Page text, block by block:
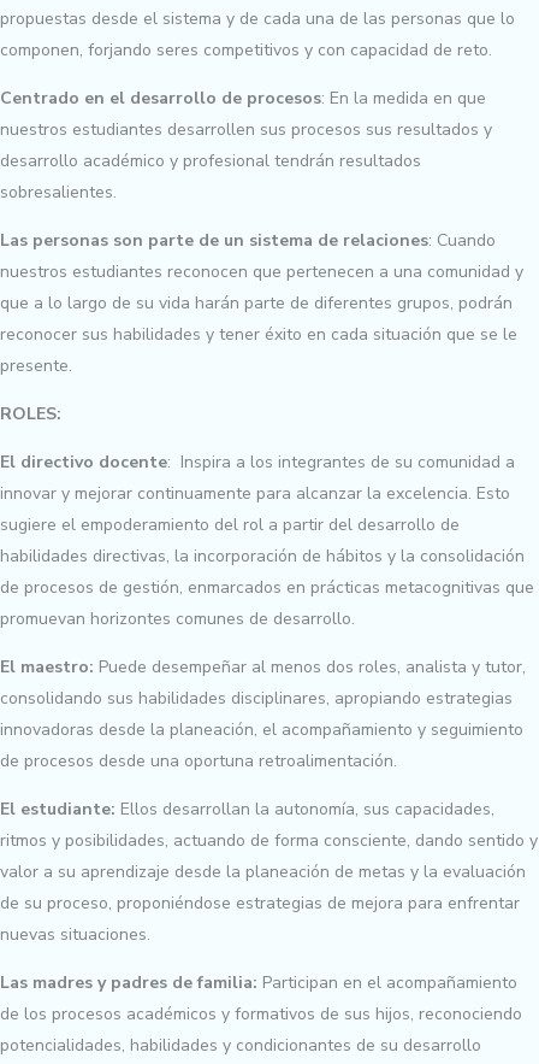
propuestas desde el sistema y de cada una de las personas que lo
componen, forjando seres competitivos y con capacidad de reto.
Centrado en el desarrollo de procesos: En la medida en que
nuestros estudiantes desarrollen sus procesos sus resultados y
desarrollo académico y profesional tendrán resultados
sobresalientes.
Las personas son parte de un sistema de relaciones: Cuando
nuestros estudiantes reconocen que pertenecen a una comunidad y
que a lo largo de su vida harán parte de diferentes grupos, podrán
reconocer sus habilidades y tener éxito en cada situación que se le
presente.
ROLES:
El directivo docente: Inspira a los integrantes de su comunidad a
innovar y mejorar continuamente para alcanzar la excelencia. Esto
sugiere el empoderamiento del rol a partir del desarrollo de
habilidades directivas, la incorporación de hábitos y la consolidación
de procesos de gestión, enmarcados en prácticas metacognitivas que
promuevan horizontes comunes de desarrollo.
El maestro: Puede desempeñar al menos dos roles, analista y tutor,
consolidando sus habilidades disciplinares, apropiando estrategias
innovadoras desde la planeación, el acompañamiento y seguimiento
de procesos desde una oportuna retroalimentación.
El estudiante: Ellos desarrollan la autonomía, sus capacidades,
ritmos y posibilidades, actuando de forma consciente, dando sentido y
valor a su aprendizaje desde la planeación de metas y la evaluación
de su proceso, proponiéndose estrategias de mejora para enfrentar
nuevas situaciones.
Las madres y padres de familia: Participan en el acompañamiento
de los procesos académicos y formativos de sus hijos, reconociendo
potencialidades, habilidades y condicionantes de su desarrollo